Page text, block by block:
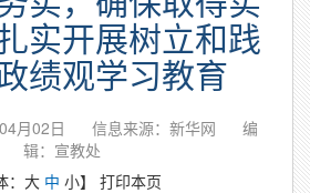
实开展树立和践
绩观学习教育
月02日 信息来源：新华网
编
辑：宣教处
： 大 中 小】 打印本页